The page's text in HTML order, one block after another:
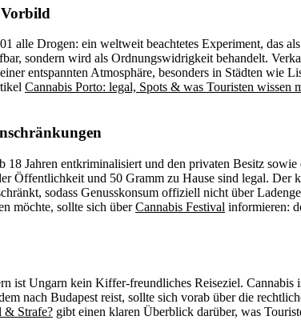
alle Drogen: ein weltweit beachtetes Experiment, das
sondern wird als Ordnungswidrigkeit behandelt.
entspannten Atmosphäre, besonders in Städten wie
Cannabis Porto: legal, Spots & was Touristen wissen
18 Jahren entkriminalisiert und den privaten Besitz
Öffentlichkeit und 50 Gramm zu Hause sind legal. Der
sodass Genusskonsum offiziell nicht über
möchte, sollte sich überCannabis Festival informieren:
ist Ungarn kein Kiffer-freundliches Reiseziel. Cannabis
nach Budapest reist, sollte sich vorab über die
& Strafe? gibt einen klaren Überblick darüber, was